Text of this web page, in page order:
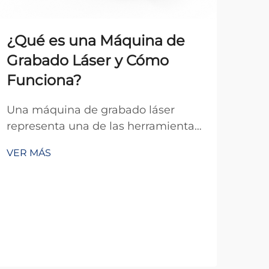
¿Qué es una Máquina de
Grabado Láser y Cómo
Funciona?
Una máquina de grabado láser
representa una de las herramientas
industrias modernas de fabricación
VER MÁS